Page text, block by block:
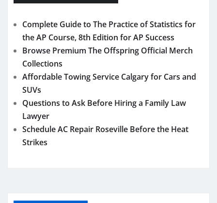
Complete Guide to The Practice of Statistics for
the AP Course, 8th Edition for AP Success
Browse Premium The Offspring Official Merch
Collections
Affordable Towing Service Calgary for Cars and
SUVs
Questions to Ask Before Hiring a Family Law
Lawyer
Schedule AC Repair Roseville Before the Heat
Strikes